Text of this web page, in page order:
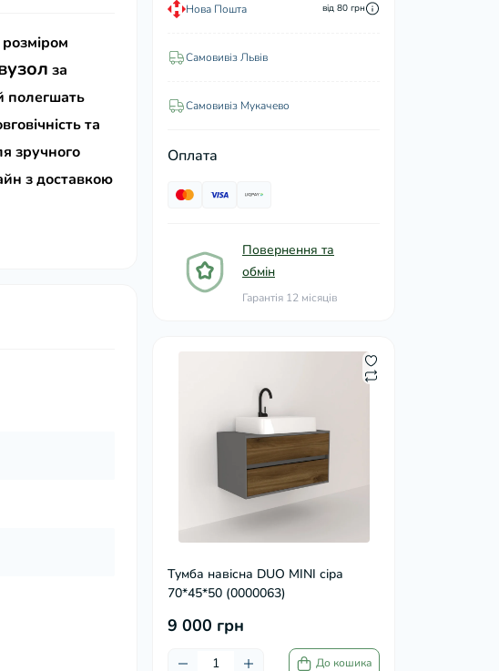
Нова Пошта від 80 грн
Самовивіз Львів
Самовивіз Мукачево
Оплата
Повернення та
обмін
Гарантія 12 місяців
Тумба навісна DUO MINI сіра
70*45*50 (0000063)
9 000 грн
До кошика
за
полегшать
та
зручного
з доставкою